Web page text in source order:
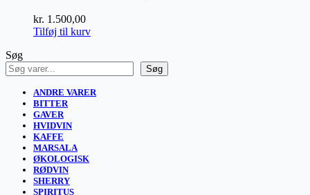
kr. 1.500,00
Tilføj til kurv
Søg
Søg
ANDRE VARER
BITTER
GAVER
HVIDVIN
KAFFE
MARSALA
ØKOLOGISK
RØDVIN
SHERRY
SPIRITUS